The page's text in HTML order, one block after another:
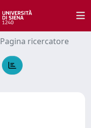
Pagina ricercatore